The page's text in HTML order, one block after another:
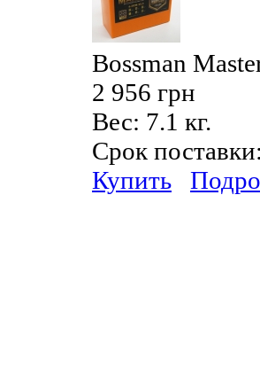
Bossman
2 956 грн
Вес: 7.1 кг.
Срок
Купить